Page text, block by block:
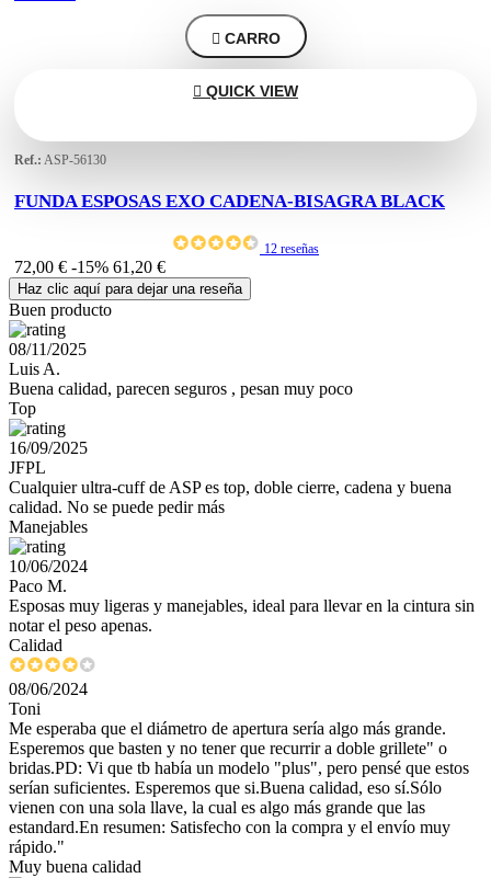
 CARRO
 QUICK VIEW
Ref.: ASP-56130
FUNDA ESPOSAS EXO CADENA-BISAGRA BLACK
12 reseñas
72,00 € -15% 61,20 €
Haz clic aquí para dejar una reseña
Buen producto
08/11/2025
Luis A.
Buena calidad, parecen seguros , pesan muy poco
Top
16/09/2025
JFPL
Cualquier ultra-cuff de ASP es top, doble cierre, cadena y buena
calidad. No se puede pedir más
Manejables
10/06/2024
Paco M.
Esposas muy ligeras y manejables, ideal para llevar en la cintura sin
notar el peso apenas.
Calidad
08/06/2024
Toni
Me esperaba que el diámetro de apertura sería algo más grande.
Esperemos que basten y no tener que recurrir a doble grillete" o
bridas.PD: Vi que tb había un modelo "plus", pero pensé que estos
serían suficientes. Esperemos que si.Buena calidad, eso sí.Sólo
vienen con una sola llave, la cual es algo más grande que las
estandard.En resumen: Satisfecho con la compra y el envío muy
rápido."
Muy buena calidad